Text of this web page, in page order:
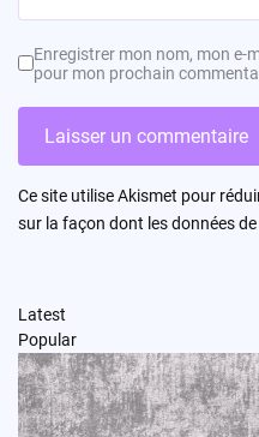
Enregistrer mon nom, mon e-
pour mon prochain
Ce site utilise Akismet pour
sur la façon dont les données
Latest
Popular